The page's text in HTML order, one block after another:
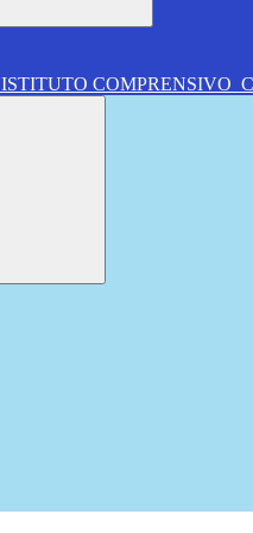
ISTITUTO COMPRENSIVO